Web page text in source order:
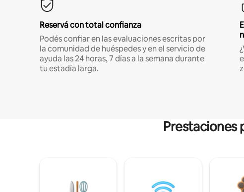
Reservá con total confianza
Podés confiar en las evaluaciones escritas por
la comunidad de huéspedes y en el servicio de
ayuda las 24 horas, 7 días a la semana durante
tu estadía larga.
Prestaciones